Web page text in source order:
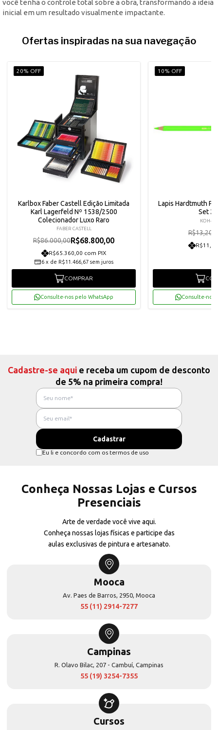
você tenha o controle total sobre a obra, transformando a ideia
inicial em um resultado visualmente impactante.
Ofertas inspiradas na sua navegação
20% OFF
Karlbox Faber Castell Edição Limitada
Karl Lagerfeld Nº 1538/2500
Colecionador Luxo Raro
FABER CASTELL
R$86.000,00R$68.800,00
R$65.360,00 com PIX
6 x de R$11.466,67 sem juros
COMPRAR
Consulte-nos pelo WhatsApp
10% OFF
Lapis Hardtmuth
Set 2
KOH-I-
R$13,20
Consulte-nos
Cadastre-se aqui e receba um cupom de desconto
de 5% na primeira compra!
Eu li e concordo com os termos de uso
Conheça Nossas Lojas e Cursos
Presenciais
Arte de verdade você vive aqui.
Conheça nossas lojas físicas e participe das
aulas exclusivas de pintura e artesanato.
Mooca
Av. Paes de Barros, 2950, Mooca
55 (11) 2914-7277
Campinas
R. Olavo Bilac, 207 - Cambuí, Campinas
55 (19) 3254-7355
Cursos